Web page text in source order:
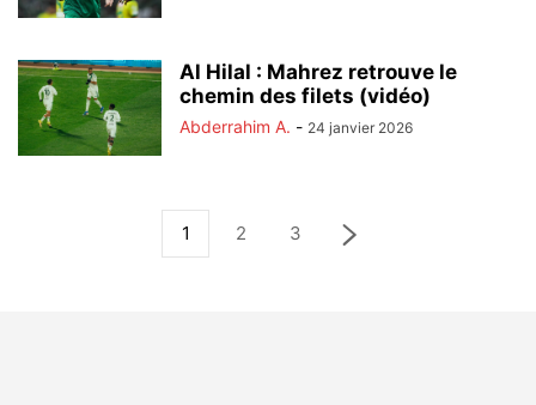
Al Hilal : Mahrez retrouve le
chemin des filets (vidéo)
Abderrahim A. - 24 janvier 2026
1 2 3